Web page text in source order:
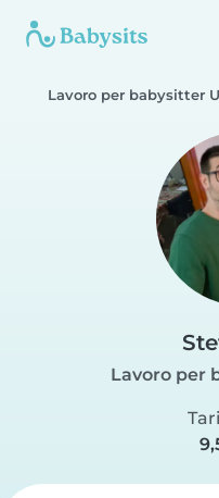
Lavoro per babysitter
Lavoro per